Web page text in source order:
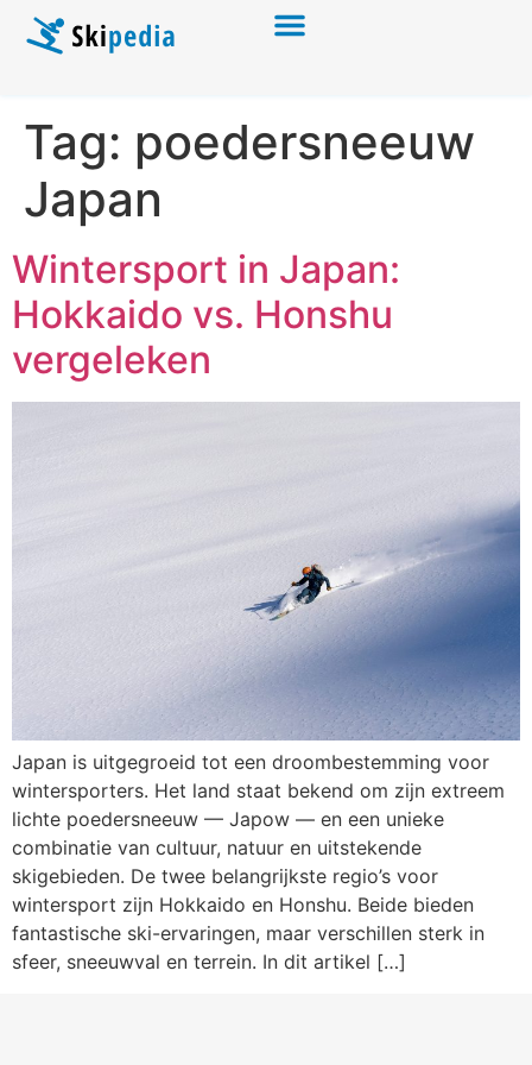
Tag: poedersneeuw
Japan
Wintersport in Japan:
Hokkaido vs. Honshu
vergeleken
Japan is uitgegroeid tot een droombestemming voor
wintersporters. Het land staat bekend om zijn extreem
lichte poedersneeuw — Japow — en een unieke
combinatie van cultuur, natuur en uitstekende
skigebieden. De twee belangrijkste regio’s voor
wintersport zijn Hokkaido en Honshu. Beide bieden
fantastische ski-ervaringen, maar verschillen sterk in
sfeer, sneeuwval en terrein. In dit artikel […]